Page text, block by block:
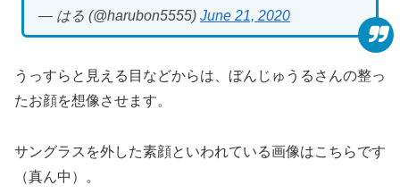
— はる (@harubon5555) June 21, 2020
うっすらと見える目などからは、ぼんじゅうるさんの整っ
たお顔を想像させます。
サングラスを外した素顔といわれている画像はこちらです
（真ん中）。